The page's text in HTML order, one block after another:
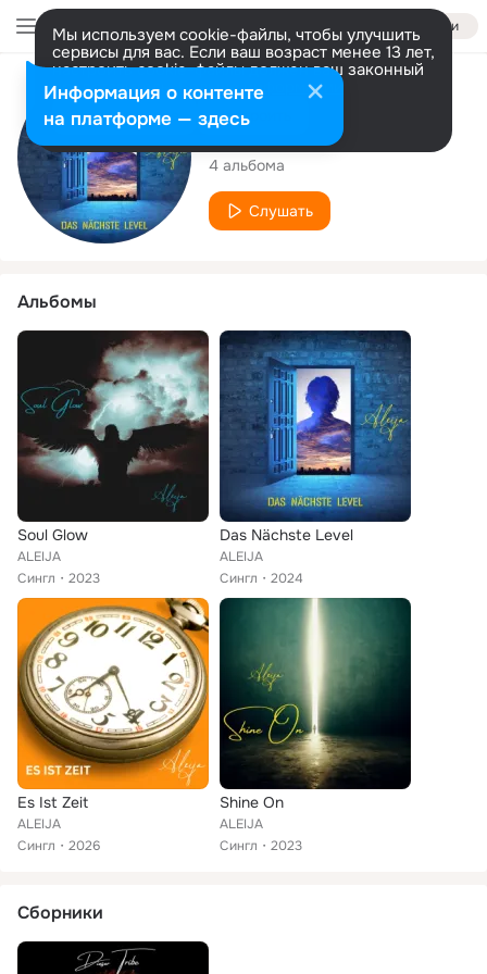
Войти
Мы используем cookie-файлы, чтобы улучшить
сервисы для вас. Если ваш возраст менее 13 лет,
настроить cookie-файлы должен ваш законный
представитель. Больше информации
Разрешить все Настроить
Исполнитель
ALEIJA
4 альбома
Слушать
Альбомы
Soul Glow
ALEIJA
Сингл
2023
Das Nächste Level
ALEIJA
Сингл
2024
Es Ist Zeit
ALEIJA
Сингл
2026
Shine On
ALEIJA
Сингл
2023
Сборники
Информация о контенте
на платформе — здесь